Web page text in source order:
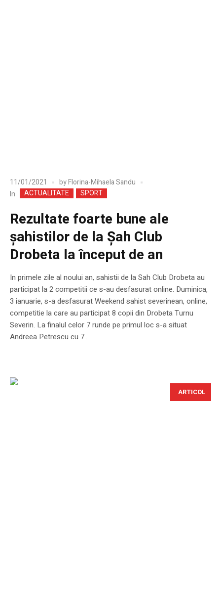
11/01/2021 byFlorina-Mihaela Sandu
In
ACTUALITATE SPORT
Rezultate foarte bune ale
șahistilor de la Șah Club
Drobeta la început de an
In primele zile al noului an, sahistii de la Sah Club Drobeta au
participat la 2 competitii ce s-au desfasurat online. Duminica,
3 ianuarie, s-a desfasurat Weekend sahist severinean, online,
competitie la care au participat 8 copii din Drobeta Turnu
Severin. La finalul celor 7 runde pe primul loc s-a situat
Andreea Petrescu cu 7...
ARTICOL